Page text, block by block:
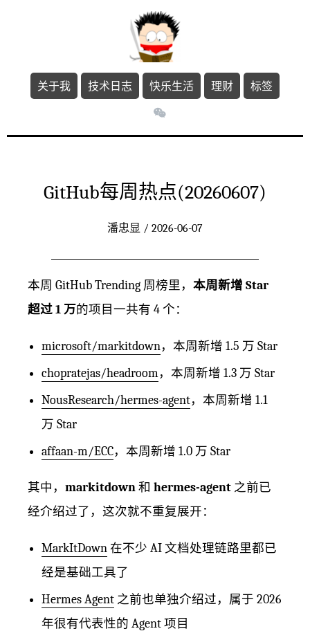
关于我 技术日志 快乐生活 理财 标签
GitHub每周热点(20260607)
潘忠显 / 2026-06-07
本周 GitHub Trending 周榜里， 本周新增 Star
超过 1 万的项目一共有 4 个：
microsoft/markitdown ，本周新增 1.5 万 Star
chopratejas/headroom ，本周新增 1.3 万 Star
NousResearch/hermes-agent，本周新增 1.1
万 Star
affaan-m/ECC，本周新增 1.0 万 Star
其中， markitdown 和 hermes-agent 之前已
经介绍过了，这次就不重复展开：
MarkItDown 在不少 AI 文档处理链路里都已
经是基础工具了
Hermes Agent 之前也单独介绍过，属于 2026
年很有代表性的 Agent 项目